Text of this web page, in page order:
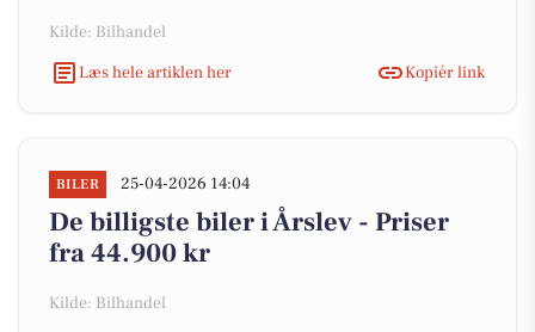
Kilde: Bilhandel
Læs hele artiklen her
Kopiér link
BILER 25-04-2026 14:04
De billigste biler i Årslev - Priser
fra 44.900 kr
Kilde: Bilhandel